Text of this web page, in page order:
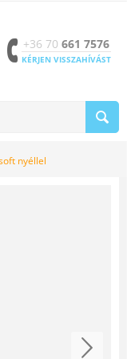
+36 70 661 7576
KÉRJEN VISSZAHÍVÁST
nyéllel